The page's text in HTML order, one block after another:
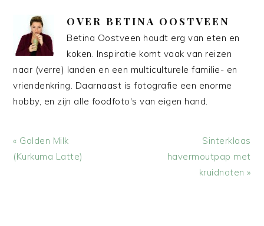
OVER BETINA OOSTVEEN
Betina Oostveen houdt erg van eten en
koken. Inspiratie komt vaak van reizen
naar (verre) landen en een multiculturele familie- en
vriendenkring. Daarnaast is fotografie een enorme
hobby, en zijn alle foodfoto's van eigen hand.
Vorig
bericht:
« Golden Milk
(Kurkuma Latte)
Volgend
bericht:
Sinterklaas
havermoutpap met
kruidnoten »